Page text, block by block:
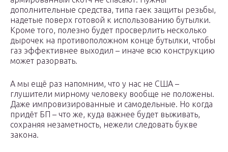
дополнительные средства, типа гаек защиты резьбы,
надетые поверх готовой к использованию бутылки.
Кроме того, полезно будет просверлить несколько
дырочек на противоположном конце бутылки, чтобы
газ эффективнее выходил – иначе всю конструкцию
может разорвать.
А мы ещё раз напомним, что у нас не США –
глушители мирному человеку вообще не положены.
Даже импровизированные и самодельные. Но когда
придёт БП – что же, куда важнее будет выживать,
сохраняя незаметность, нежели следовать букве
закона.